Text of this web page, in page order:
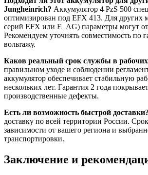
Jungheinrich? Аккумулятор 4 PzS 500
оптимизирован под EFX 413. Для других
серий EFX или E_AG) параметры могут
Рекомендуем уточнять совместимость по
вольтажу.
Каков реальный срок службы в рабочих
правильном уходе и соблюдении
аккумулятор обеспечивает стабильную
нескольких лет. Гарантия 2 года
производственные дефекты.
Есть ли возможность быстрой доставки?
доставку по всей территории России.
зависимости от вашего региона и
транспортировки.
Заключение и